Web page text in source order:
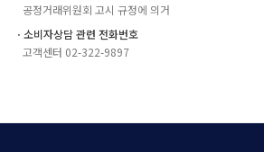
공정거래위원회 고시 규정에 의거
ㆍ소비자상담 관련 전화번호
고객센터 02-322-9897